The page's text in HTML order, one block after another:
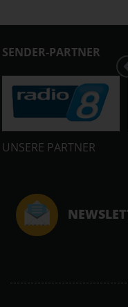
SENDER-PARTNER
UNSERE PARTNER